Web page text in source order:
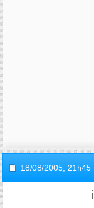
18/08/2005, 21h45